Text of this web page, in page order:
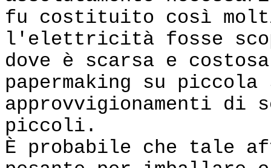
fu costituito così
l'elettricità fosse
dove è scarsa e
papermaking su
approvvigionamenti di
piccoli.
È probabile che tale